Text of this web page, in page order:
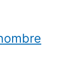
por I
por J
por K